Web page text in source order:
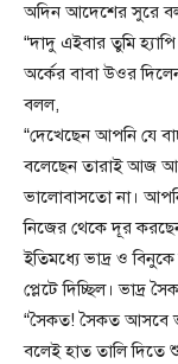
অদিন আদেশের সুরে
“দাদু এইবার তুমি
অর্কের বাবা উওর
বলল,
“দেখেছেন আপনি যে
বলেছেন তারাই আজ
ভালোবাসতো না।
নিজের থেকে দূর
ইতিমধ্যে ভাদ্র ও
প্লেটে দিচ্ছিল। ভাদ্র
“সৈকত! সৈকত আসবে
বলেই হাত তালি